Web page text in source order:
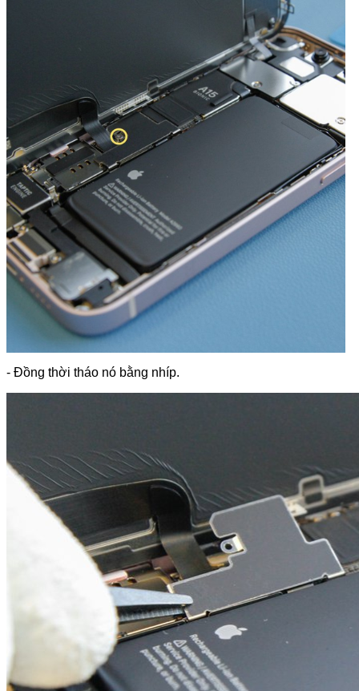
- Đồng thời tháo nó bằng nhíp.